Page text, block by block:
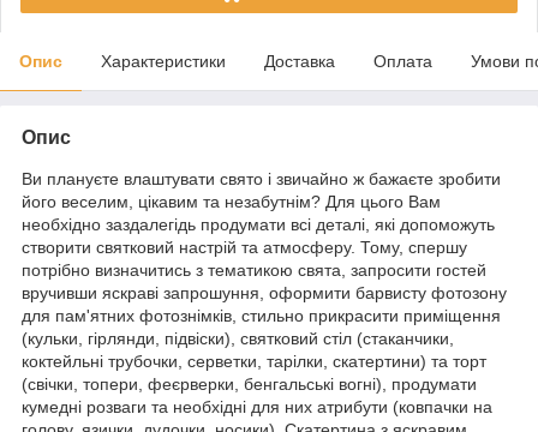
Опис Характеристики Доставка Оплата Умови
Опис
Ви плануєте влаштувати свято і звичайно ж бажаєте зробити
його веселим, цікавим та незабутнім? Для цього Вам
необхідно заздалегідь продумати всі деталі, які допоможуть
створити святковий настрій та атмосферу. Тому, спершу
потрібно визначитись з тематикою свята, запросити гостей
вручивши яскраві запрошуння, оформити барвисту фотозону
для пам'ятних фотознімків, стильно прикрасити приміщення
(кульки, гірлянди, підвіски), святковий стіл (стаканчики,
коктейльні трубочки, серветки, тарілки, скатертини) та торт
(свічки, топери, феєрверки, бенгальські вогні), продумати
кумедні розваги та необхідні для них атрибути (ковпачки на